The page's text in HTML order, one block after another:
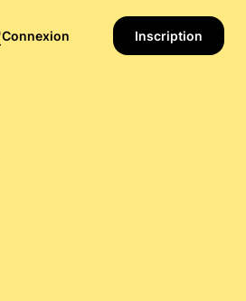
Connexion Inscription